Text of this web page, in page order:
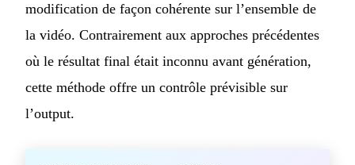
modification de façon cohérente sur l’ensemble de
la vidéo. Contrairement aux approches précédentes
où le résultat final était inconnu avant génération,
cette méthode offre un contrôle prévisible sur
l’output.